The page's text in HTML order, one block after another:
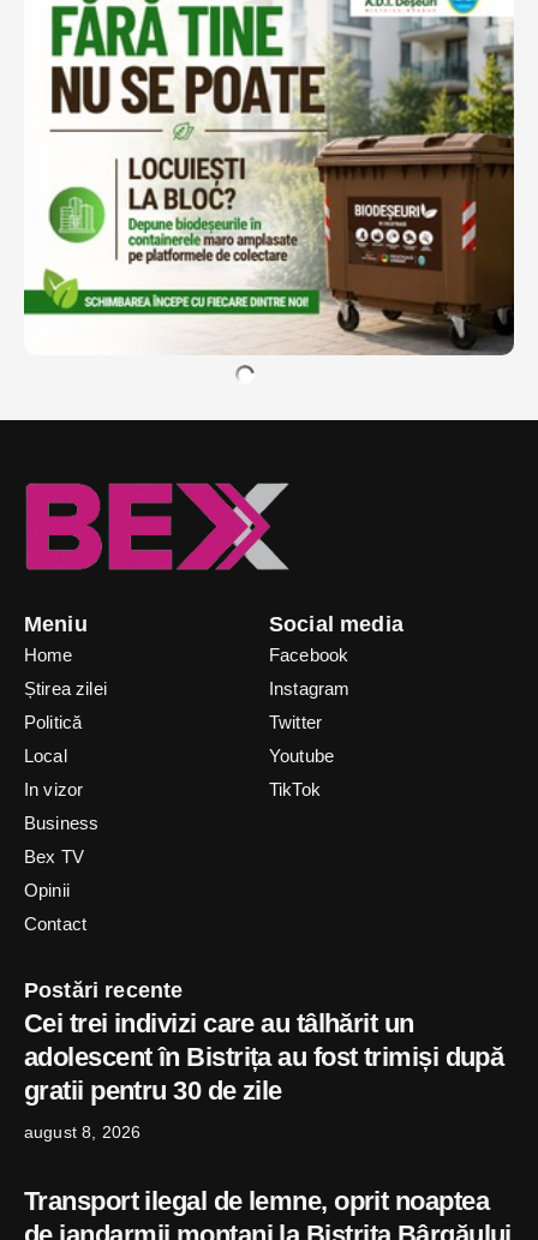
Meniu
Home
Știrea zilei
Politică
Local
In vizor
Business
Bex TV
Opinii
Contact
Social media
Facebook
Instagram
Twitter
Youtube
TikTok
Postări recente
Cei trei indivizi care au tâlhărit un
adolescent în Bistrița au fost trimiși după
gratii pentru 30 de zile
august 8, 2026
Transport ilegal de lemne, oprit noaptea